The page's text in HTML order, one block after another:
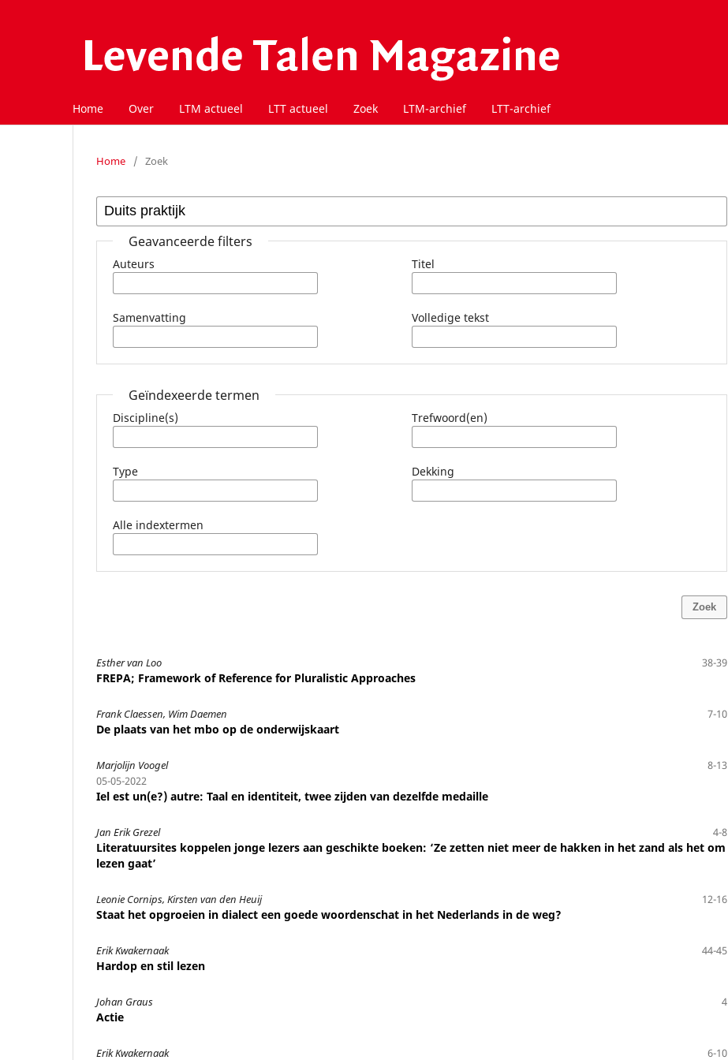
Home Over LTM actueel LTT actueel Zoek LTM-archief LTT-archief
Home / Zoek
Geavanceerde filters
Auteurs Titel
Samenvatting Volledige tekst
Geïndexeerde termen
Discipline(s) Trefwoord(en)
Type Dekking
Alle indextermen
Zoek
Esther van Loo 38-39
FREPA; Framework of Reference for Pluralistic Approaches
Frank Claessen, Wim Daemen 7-10
De plaats van het mbo op de onderwijskaart
Marjolijn Voogel
8-13
05-05-2022
Iel est un(e?) autre: Taal en identiteit, twee zijden van dezelfde medaille
Jan Erik Grezel 4-8
Literatuursites koppelen jonge lezers aan geschikte boeken: ‘Ze zetten niet meer de hakken in het zand als het om
lezen gaat’
Leonie Cornips, Kirsten van den Heuij 12-16
Staat het opgroeien in dialect een goede woordenschat in het Nederlands in de weg?
Erik Kwakernaak 44-45
Hardop en stil lezen
Johan Graus 4
Actie
Erik Kwakernaak 6-10